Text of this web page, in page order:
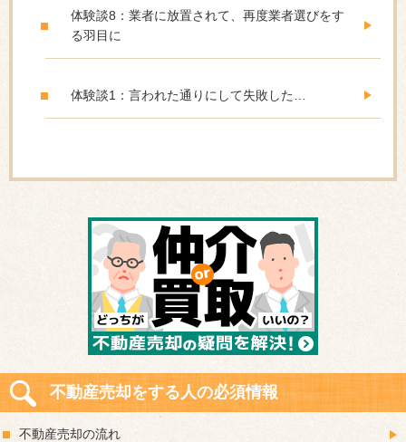
体験談8：業者に放置されて、再度業者選びをす
る羽目に
体験談1：言われた通りにして失敗した…
不動産売却をする人の必須情報
不動産売却の流れ